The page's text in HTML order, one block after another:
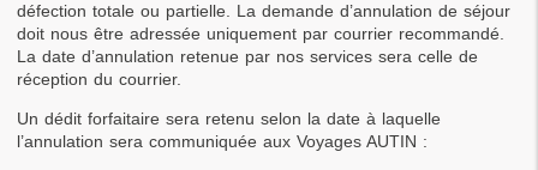
défection totale ou partielle. La demande d’annulation de séjour
doit nous être adressée uniquement par courrier recommandé.
La date d’annulation retenue par nos services sera celle de
réception du courrier.
Un dédit forfaitaire sera retenu selon la date à laquelle
l’annulation sera communiquée aux Voyages AUTIN :